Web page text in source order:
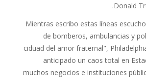
Donald
Mientras escribo estas líneas
de bomberos, ambulancias y
ciduad del amor fraternal",
anticipado un caos total en
muchos negocios e instituciones